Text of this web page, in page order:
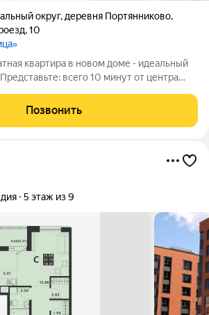
округ, деревня Портянниково,
,10
квартира в новом доме - идеальный
всего 10 минут от центра
назад - свежий, чистый, с новыми
Позвонить
5 этаж из 9